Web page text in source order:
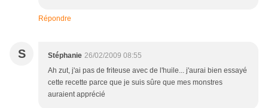
Répondre
S Stéphanie 26/02/2009 08:55
Ah zut, j'ai pas de friteuse avec de l'huile... j'aurai bien essayé
cette recette parce que je suis sûre que mes monstres
auraient apprécié